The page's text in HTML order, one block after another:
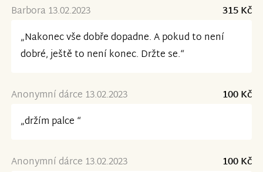
Barbora 13.02.2023
315 Kč
„Nakonec vše dobře dopadne. A pokud to není
dobré, ještě to není konec. Držte se.“
Anonymní dárce 13.02.2023
100 Kč
„držím palce “
Anonymní dárce 13.02.2023
100 Kč